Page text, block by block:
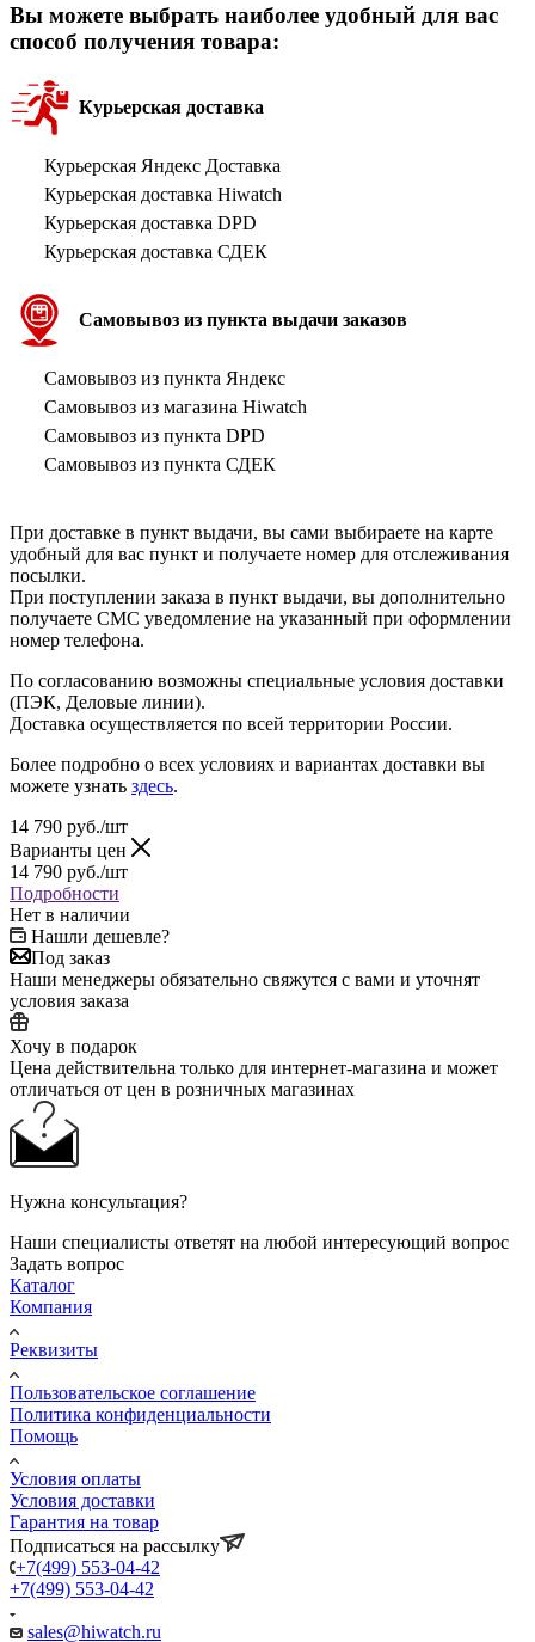
Вы можете выбрать наиболее удобный для вас
способ получения товара:
Курьерская доставка
Курьерская Яндекс Доставка
Курьерская доставка Hiwatch
Курьерская доставка DPD
Курьерская доставка СДЕК
Самовывоз из пункта выдачи заказов
Самовывоз из пункта Яндекс
Самовывоз из магазина Hiwatch
Самовывоз из пункта DPD
Самовывоз из пункта СДЕК
При доставке в пункт выдачи, вы сами выбираете на карте
удобный для вас пункт и получаете номер для отслеживания
посылки.
При поступлении заказа в пункт выдачи, вы дополнительно
получаете СМС уведомление на указанный при оформлении
номер телефона.
По согласованию возможны специальные условия доставки
(ПЭК, Деловые линии).
Доставка осуществляется по всей территории России.
Более подробно о всех условиях и вариантах доставки вы
можете узнать здесь.
14 790 руб./шт
Варианты цен
14 790 руб./шт
Подробности
Нет в наличии
Нашли дешевле?
Под заказ
Наши менеджеры обязательно свяжутся с вами и уточнят
условия заказа
Хочу в подарок
Цена действительна только для интернет-магазина и может
отличаться от цен в розничных магазинах
Нужна консультация?
Наши специалисты ответят на любой интересующий вопрос
Задать вопрос
Каталог
Компания
Реквизиты
Пользовательское соглашение
Политика конфиденциальности
Помощь
Условия оплаты
Условия доставки
Гарантия на товар
Подписаться на рассылку
+7(499) 553-04-42
+7(499) 553-04-42
sales@hiwatch.ru